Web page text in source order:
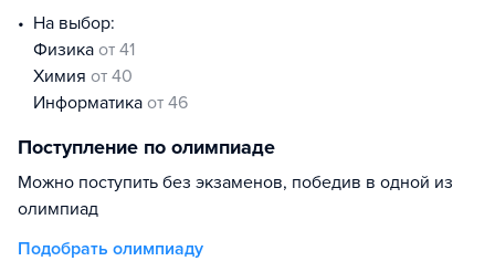
На выбор:
физика от 41
химия от 40
информатика от 46
Поступление по олимпиаде
Можно поступить без экзаменов, победив в одной из
олимпиад
Подобрать олимпиаду